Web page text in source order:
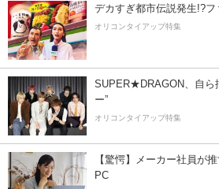
デカすぎ都市伝説発生!?
オリコンタイアップ特集
SUPER★DRAGON、自ら
ー”
オリコンタイアップ特集
【驚愕】メーカー社員が
PC